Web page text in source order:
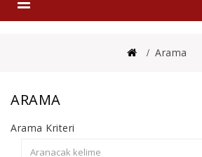
Arama
ARAMA
Arama Kriteri